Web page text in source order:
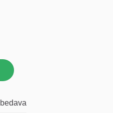
gr Yetişkin Kedi